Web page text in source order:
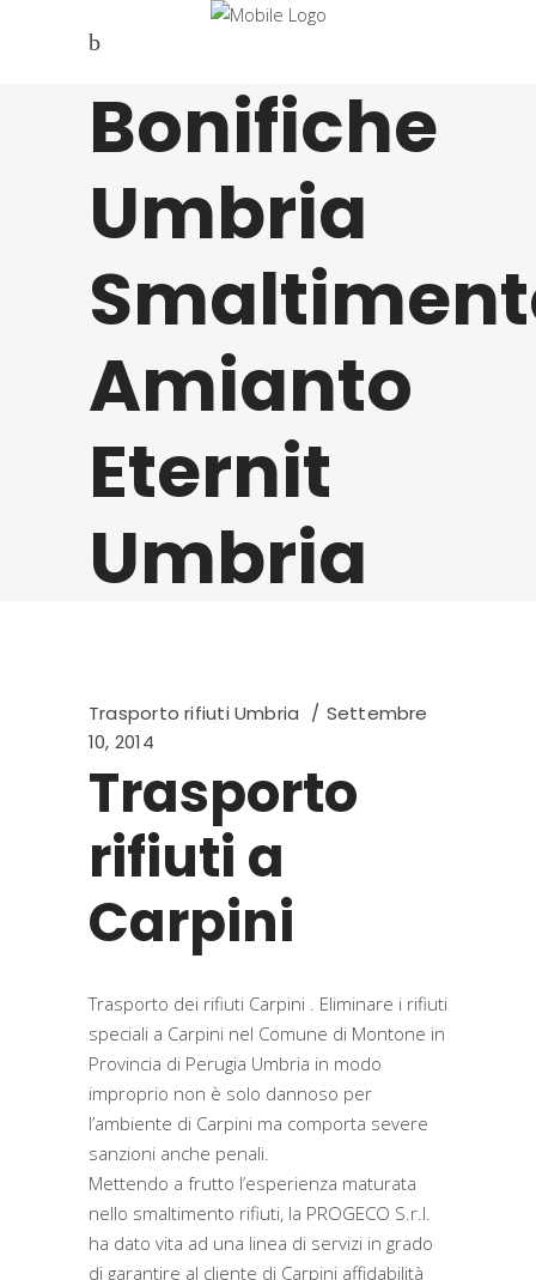
Bonifiche
Umbria
Amianto
Eternit
Umbria
Trasporto rifiuti Umbria
Settembre
10, 2014
Trasporto
rifiuti a
Carpini
Trasporto dei rifiuti Carpini . Eliminare i rifiuti
speciali a Carpini nel Comune di Montone in
Provincia di Perugia Umbria in modo
improprio non è solo dannoso per
l’ambiente di Carpini ma comporta severe
sanzioni anche penali.
Mettendo a frutto l’esperienza maturata
nello smaltimento rifiuti, la PROGECO S.r.l.
ha dato vita ad una linea di servizi in grado
di garantire al cliente di Carpini affidabilità